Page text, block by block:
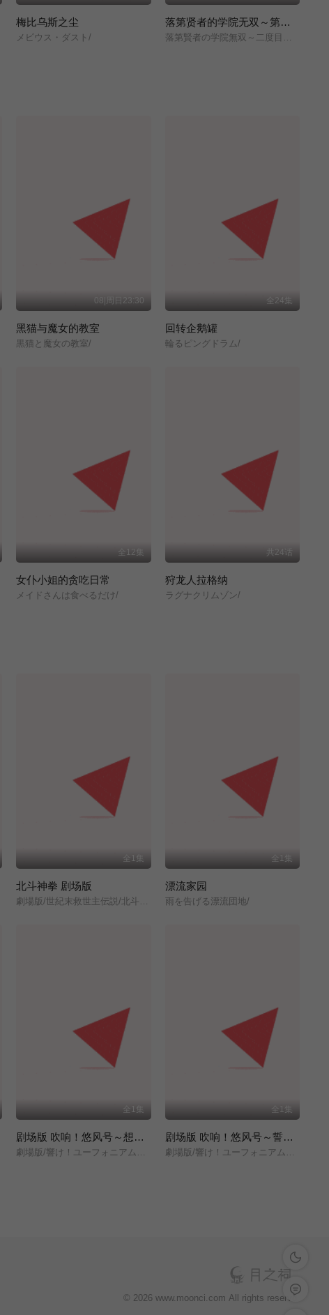
梅比乌斯之尘
メビウス・ダスト/
落第贤者的学院无双～第二次转生的S级开外挂魔术师冒险录～
08|周日23:30
黑猫与魔女的教室
黒猫と魔女の教室/
全24集
回转企鹅罐
輪るピングドラム/
全12集
女仆小姐的贪吃日常
メイドさんは食べるだけ/
共24话
狩龙人拉格纳
ラグナクリムゾン/
全1集
北斗神拳 剧场版
全1集
漂流家园
雨を告げる漂流団地/
全1集
剧场版 吹响！悠风号～想要传达的旋律～
劇場版/響け！ユーフォニアム～届けたいメロディ～/
全1集
剧场版 吹响！悠风号～誓言的终章～
劇場版/響け！ユーフォニアム～誓いのフィナーレ～/
深色模式
留言反馈
© 2026 www.moonci.com All rights reservd.